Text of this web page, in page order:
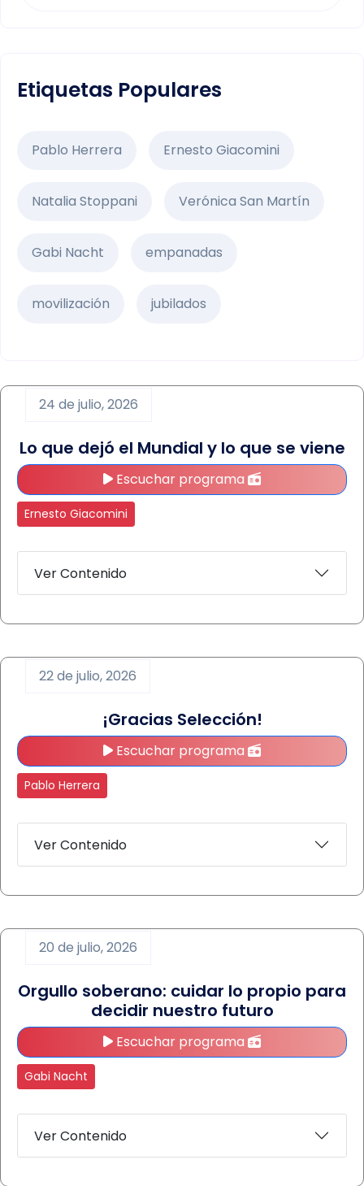
Etiquetas Populares
Pablo Herrera Ernesto Giacomini
Natalia Stoppani Verónica San Martín
Gabi Nacht empanadas
movilización jubilados
24 de julio, 2026
Lo que dejó el Mundial y lo que se viene
Escuchar programa
Ernesto Giacomini
Ver Contenido
22 de julio, 2026
¡Gracias Selección!
Escuchar programa
Pablo Herrera
Ver Contenido
20 de julio, 2026
Orgullo soberano: cuidar lo propio para
decidir nuestro futuro
Escuchar programa
Gabi Nacht
Ver Contenido